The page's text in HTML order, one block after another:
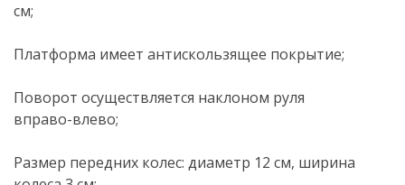
см;
Платформа имеет антискользящее покрытие;
Поворот осуществляется наклоном руля
вправо-влево;
Размер передних колес: диаметр 12 см, ширина